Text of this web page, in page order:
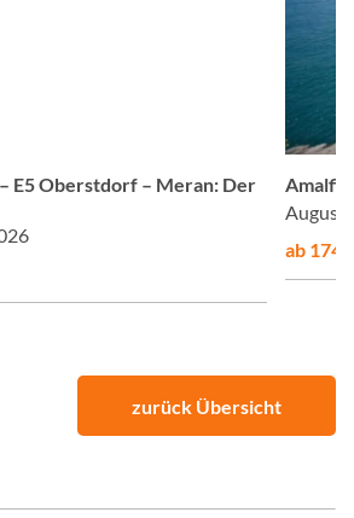
E5 Oberstdorf – Meran: Der
Amalfis
August
ab
zurück Übersicht